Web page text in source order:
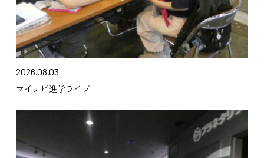
2026.08.03
マイナビ進学ライブ